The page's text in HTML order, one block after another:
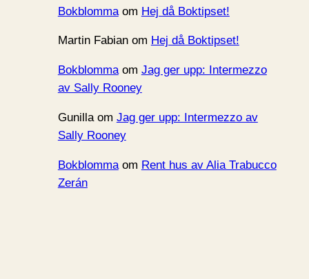
Bokblommaom Hej då Boktipset!
Martin Fabianom Hej då Boktipset!
Bokblommaom Jag ger upp: Intermezzo
av Sally Rooney
Gunillaom Jag ger upp: Intermezzo av
Sally Rooney
Bokblommaom Rent hus av Alia Trabucco
Zerán